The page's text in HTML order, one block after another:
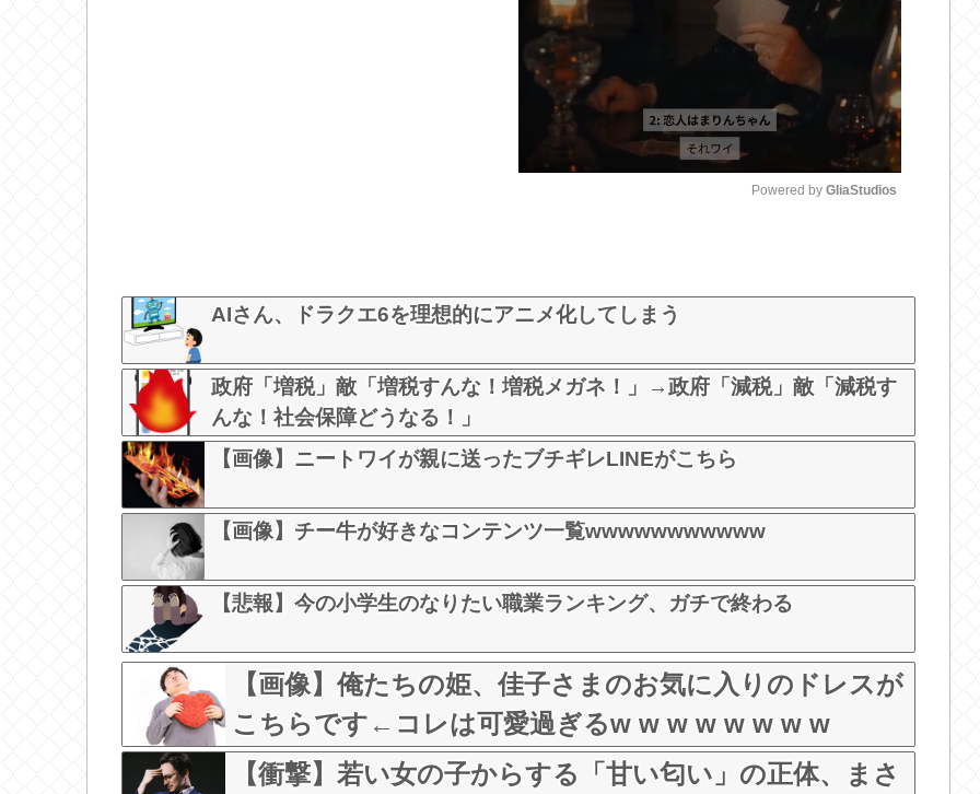
Powered by GliaStudios
AIさん、ドラクエ6を理想的にアニメ化してしまう
政府「増税」敵「増税すんな！増税メガネ！」→政府「減税」敵「減税す
んな！社会保障どうなる！」
【画像】ニートワイが親に送ったブチギレLINEがこちら
【画像】チー牛が好きなコンテンツ一覧wwwwwwwwwww
【悲報】今の小学生のなりたい職業ランキング、ガチで終わる
【画像】俺たちの姫、佳子さまのお気に入りのドレスが
こちらです←コレは可愛過ぎるw w w w w w w w
【衝撃】若い女の子からする「甘い匂い」の正体、まさ